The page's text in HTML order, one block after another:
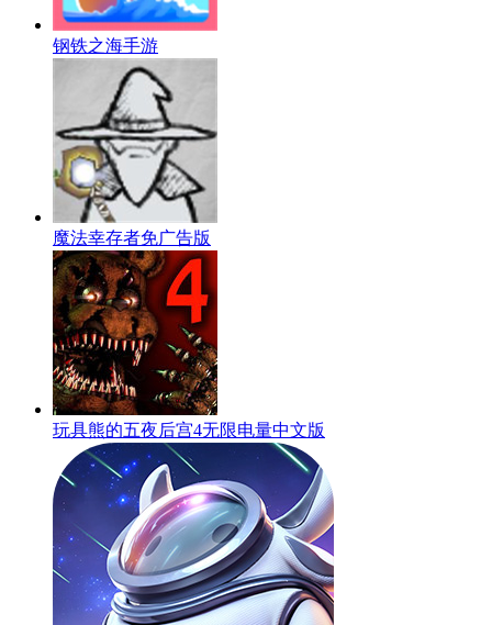
钢铁之海手游
魔法幸存者免广告版
玩具熊的五夜后宫4无限电量中文版